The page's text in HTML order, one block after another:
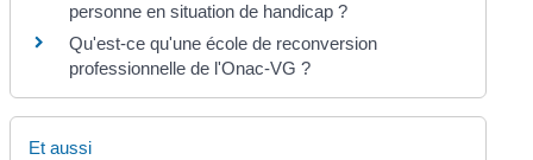
personne en situation de handicap ?
Qu'est-ce qu'une école de reconversion
professionnelle de l'Onac-VG ?
Et aussi